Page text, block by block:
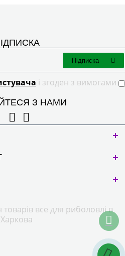
і згоден з вимогами
Підписка
З НАМИ
товарів все для риболовлі в
Харкова